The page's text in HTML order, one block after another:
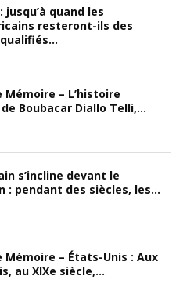
jusqu’à quand les
resteront-ils des
Mémoire – L’histoire
Boubacar Diallo Telli,...
s’incline devant le
: pendant des siècles, les...
Mémoire – États-Unis : Aux
au XIXe siècle,...